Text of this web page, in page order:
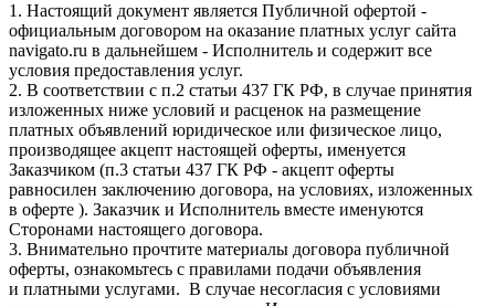
1. Настоящий документ является Публичной офертой -
официальным договором на оказание платных услуг сайта
navigato.ru в дальнейшем - Исполнитель и содержит все
условия предоставления услуг.
2. В соответствии с п.2 статьи 437 ГК РФ, в случае принятия
изложенных ниже условий и расценок на размещение
платных объявлений юридическое или физическое лицо,
производящее акцепт настоящей оферты, именуется
Заказчиком (п.3 статьи 437 ГК РФ - акцепт оферты
равносилен заключению договора, на условиях, изложенных
в оферте ). Заказчик и Исполнитель вместе именуются
Сторонами настоящего договора.
3. Внимательно прочтите материалы договора публичной
оферты, ознакомьтесь с правилами подачи объявления
и платными услугами. В случае несогласия с условиями